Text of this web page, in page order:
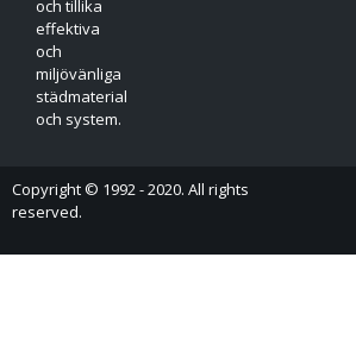
och tillika
effektiva
och
miljövänliga
städmaterial
och system.
Copyright © 1992 - 2020. All rights
reserved.